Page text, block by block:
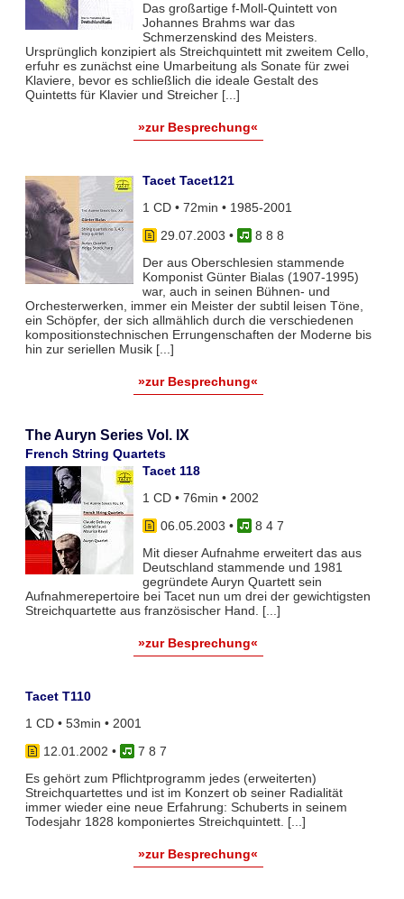
Das großartige f-Moll-Quintett von
Johannes Brahms war das
Schmerzenskind des Meisters.
Ursprünglich konzipiert als Streichquintett mit zweitem Cello,
erfuhr es zunächst eine Umarbeitung als Sonate für zwei
Klaviere, bevor es schließlich die ideale Gestalt des
Quintetts für Klavier und Streicher [...]
»zur Besprechung«
Tacet Tacet121
1 CD • 72min • 1985-2001
29.07.2003 •
8 8 8
Der aus Oberschlesien stammende
Komponist Günter Bialas (1907-1995)
war, auch in seinen Bühnen- und
Orchesterwerken, immer ein Meister der subtil leisen Töne,
ein Schöpfer, der sich allmählich durch die verschiedenen
kompositionstechnischen Errungenschaften der Moderne bis
hin zur seriellen Musik [...]
»zur Besprechung«
The Auryn Series Vol. IX
French String Quartets
Tacet 118
1 CD • 76min • 2002
06.05.2003 •
8 4 7
Mit dieser Aufnahme erweitert das aus
Deutschland stammende und 1981
gegründete Auryn Quartett sein
Aufnahmerepertoire bei Tacet nun um drei der gewichtigsten
Streichquartette aus französischer Hand. [...]
»zur Besprechung«
Tacet T110
1 CD • 53min • 2001
12.01.2002 •
7 8 7
Es gehört zum Pflichtprogramm jedes (erweiterten)
Streichquartettes und ist im Konzert ob seiner Radialität
immer wieder eine neue Erfahrung: Schuberts in seinem
Todesjahr 1828 komponiertes Streichquintett. [...]
»zur Besprechung«